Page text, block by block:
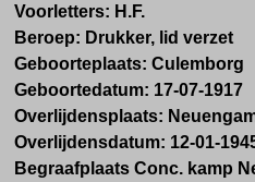
Voorletters: H.F.
Beroep: Drukker, lid verzet
Geboorteplaats: Culemborg
Geboortedatum: 17-07-1917
Overlijdensplaats:
Overlijdensdatum: 12-01-
Begraafplaats Conc. kamp